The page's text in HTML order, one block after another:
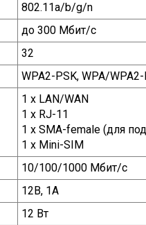
802.11a/b/g/n
до 300 Мбит/с
32
WPA2-PSK, WPA/WPA2-
1 x LAN/WAN
1 x RJ-11
1 x SMA-female (для
1 x Mini-SIM
10/100/1000 Мбит/с
12В, 1А
12 Вт